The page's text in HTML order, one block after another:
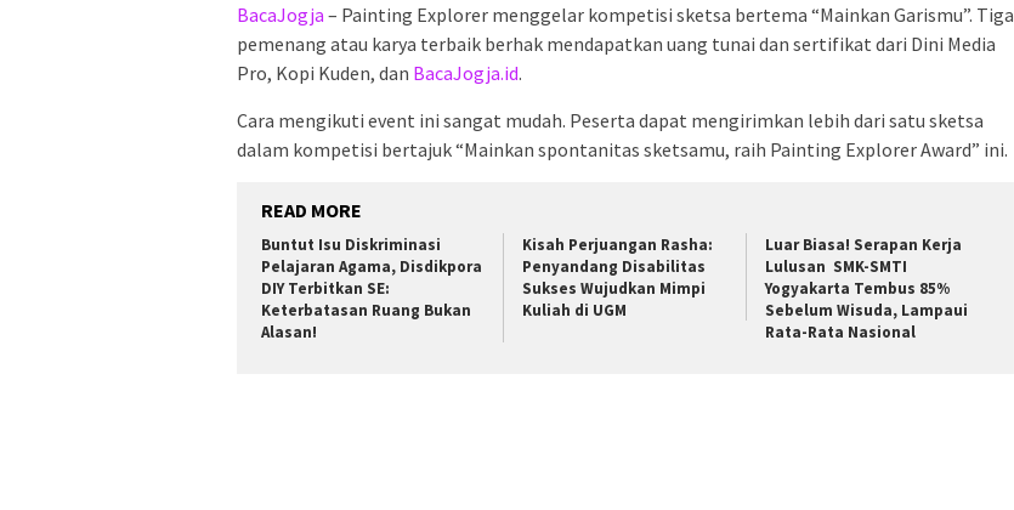
BacaJogja – Painting Explorer menggelar kompetisi sketsa bertema “Mainkan Garismu”. Tiga
pemenang atau karya terbaik berhak mendapatkan uang tunai dan sertifikat dari Dini Media
Pro, Kopi Kuden, dan BacaJogja.id.
Cara mengikuti event ini sangat mudah. Peserta dapat mengirimkan lebih dari satu sketsa
dalam kompetisi bertajuk “Mainkan spontanitas sketsamu, raih Painting Explorer Award” ini.
READ MORE
Buntut Isu Diskriminasi
Pelajaran Agama, Disdikpora
DIY Terbitkan SE:
Keterbatasan Ruang Bukan
Alasan!
Kisah Perjuangan Rasha:
Penyandang Disabilitas
Sukses Wujudkan Mimpi
Kuliah di UGM
Luar Biasa! Serapan Kerja
Lulusan SMK-SMTI
Yogyakarta Tembus 85%
Sebelum Wisuda, Lampaui
Rata-Rata Nasional